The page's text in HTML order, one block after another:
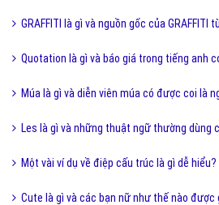
GRAFFITI là gì và nguồn gốc của GRAFFITI
Quotation là gì và báo giá trong tiếng anh
Múa là gì và diễn viên múa có được coi là
Les là gì và những thuật ngữ thường dùng
Một vài ví dụ về điệp cấu trúc là gì dễ hiểu?
Cute là gì và các bạn nữ như thế nào được